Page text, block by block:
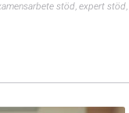
stöd, expert stöd,